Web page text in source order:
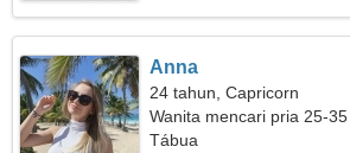
Anna
24 tahun, Capricorn
Wanita mencari pria 25-35
Tábua